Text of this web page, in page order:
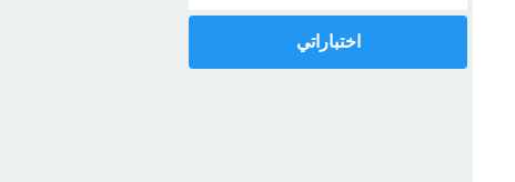
اختباراتي